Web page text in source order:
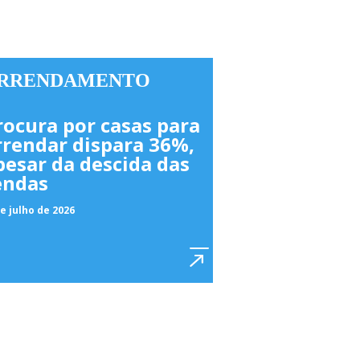
por casas para
dispara 36%,
da descida das
julho de 2026